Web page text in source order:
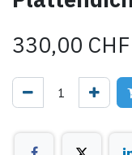
330,00 CHF